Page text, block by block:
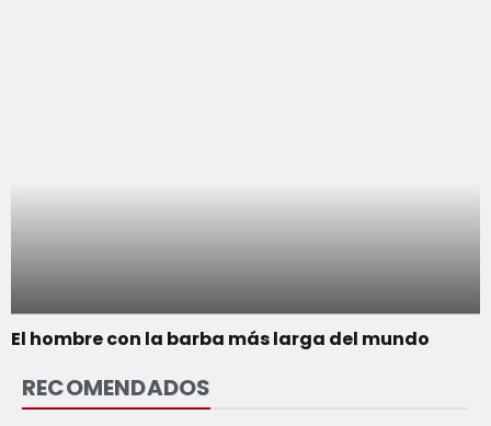
El hombre con la barba más larga del mundo
RECOMENDADOS